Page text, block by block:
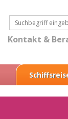
Kontakt &